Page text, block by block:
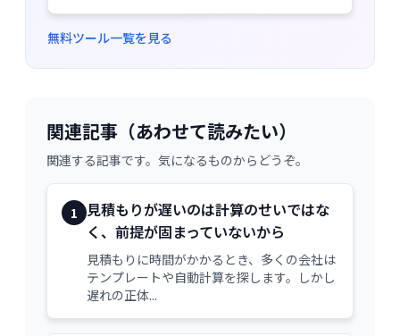
無料ツール一覧を見る
関連記事（あわせて読みたい）
関連する記事です。気になるものからどうぞ。
1
見積もりが遅いのは計算のせいではな
く、前提が固まっていないから
見積もりに時間がかかるとき、多くの会社は
テンプレートや自動計算を探します。しかし
遅れの正体...